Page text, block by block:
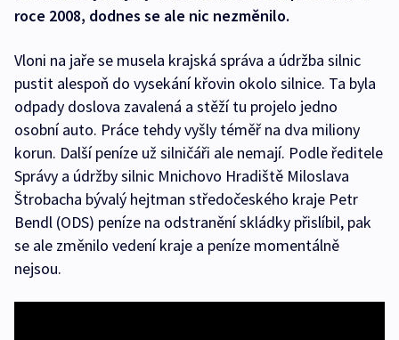
roce 2008, dodnes se ale nic nezměnilo.
Vloni na jaře se musela krajská správa a údržba silnic
pustit alespoň do vysekání křovin okolo silnice. Ta byla
odpady doslova zavalená a stěží tu projelo jedno
osobní auto. Práce tehdy vyšly téměř na dva miliony
korun. Další peníze už silničáři ale nemají. Podle ředitele
Správy a údržby silnic Mnichovo Hradiště Miloslava
Štrobacha bývalý hejtman středočeského kraje Petr
Bendl (ODS) peníze na odstranění skládky přislíbil, pak
se ale změnilo vedení kraje a peníze momentálně
nejsou.